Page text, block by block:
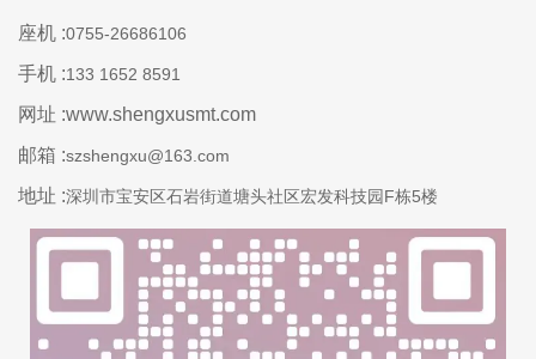
座机 :0755-26686106
手机 :133 1652 8591
网址 :www.shengxusmt.com
邮箱 :szshengxu@163.com
地址 :深圳市宝安区石岩街道塘头社区宏发科技园F栋5楼